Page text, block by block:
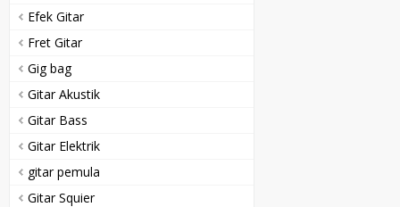
Efek Gitar
Fret Gitar
Gig bag
Gitar Akustik
Gitar Bass
Gitar Elektrik
gitar pemula
Gitar Squier